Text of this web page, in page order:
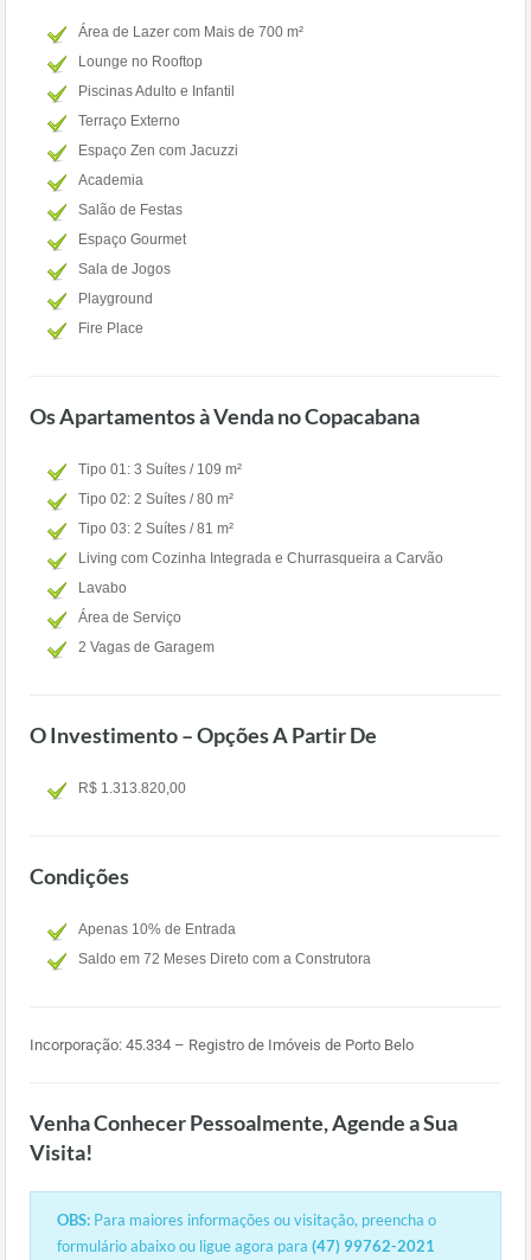
Área de Lazer com Mais de 700 m²
Lounge no Rooftop
Piscinas Adulto e Infantil
Terraço Externo
Espaço Zen com Jacuzzi
Academia
Salão de Festas
Espaço Gourmet
Sala de Jogos
Playground
Fire Place
Os Apartamentos à Venda no Copacabana
Tipo 01: 3 Suítes / 109 m²
Tipo 02: 2 Suítes / 80 m²
Tipo 03: 2 Suítes / 81 m²
Living com Cozinha Integrada e Churrasqueira a Carvão
Lavabo
Área de Serviço
2 Vagas de Garagem
O Investimento – Opções A Partir De
R$ 1.313.820,00
Condições
Apenas 10% de Entrada
Saldo em 72 Meses Direto com a Construtora
Incorporação: 45.334 – Registro de Imóveis de Porto Belo
Venha Conhecer Pessoalmente, Agende a Sua
Visita!
OBS: Para maiores informações ou visitação, preencha o
formulário abaixo ou ligue agora para (47) 99762-2021